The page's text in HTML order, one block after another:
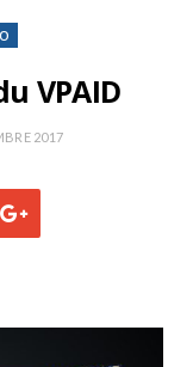
VPAID
2017